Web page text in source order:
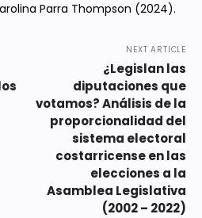
Parra Thompson (2024).
NEXT ARTICLE
¿Legislan las
diputaciones que
votamos? Análisis de la
proporcionalidad del
sistema electoral
costarricense en las
elecciones a la
Asamblea Legislativa
(2002 – 2022)